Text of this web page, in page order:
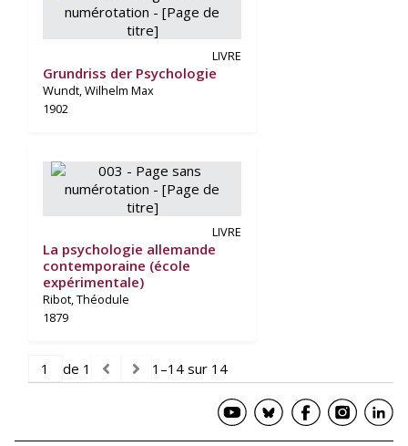
LIVRE
Grundriss der Psychologie
Wundt, Wilhelm Max
1902
LIVRE
La psychologie allemande
contemporaine (école
expérimentale)
Ribot, Théodule
1879
de 1 1–14 sur 14